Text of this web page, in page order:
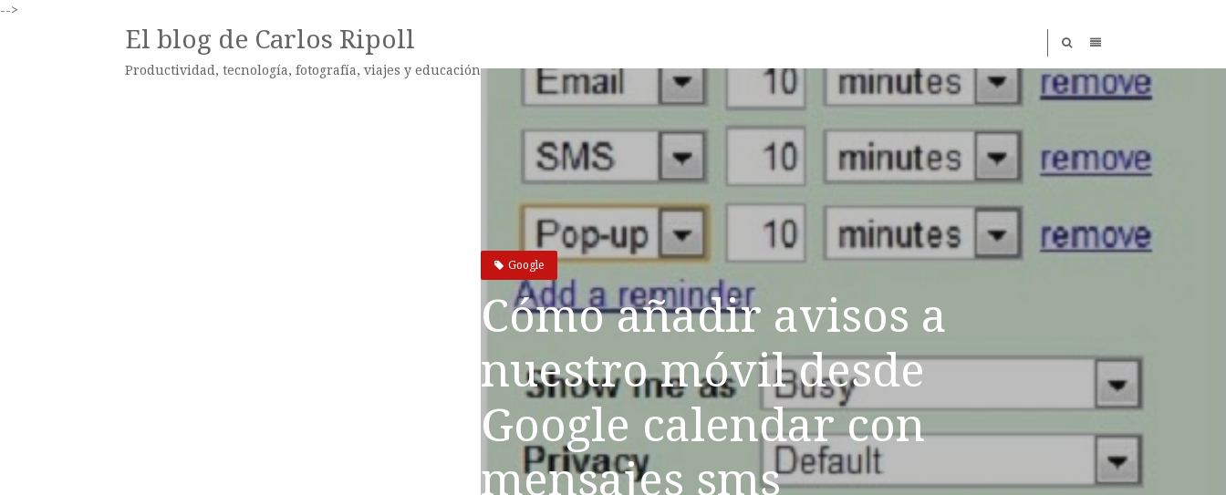
-->
El blog de Carlos Ripoll
Productividad, tecnología, fotografía, viajes y educación
Google
Cómo añadir avisos a
nuestro móvil desde
Google calendar con
mensajes sms